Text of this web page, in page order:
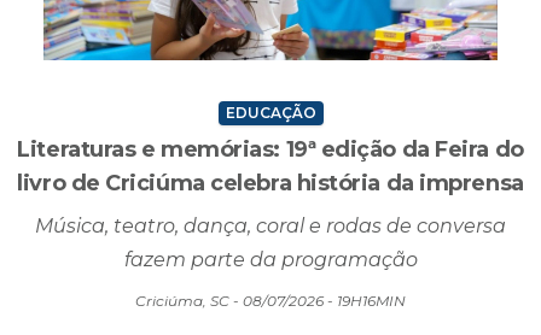
EDUCAÇÃO
Literaturas e memórias: 19ª edição da Feira do
livro de Criciúma celebra história da imprensa
Música, teatro, dança, coral e rodas de conversa
fazem parte da programação
Criciúma, SC - 08/07/2026 - 19H16MIN